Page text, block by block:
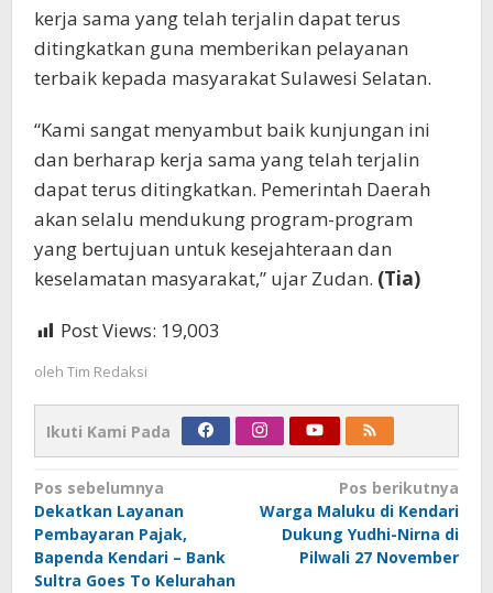
kerja sama yang telah terjalin dapat terus
ditingkatkan guna memberikan pelayanan
terbaik kepada masyarakat Sulawesi Selatan.
“Kami sangat menyambut baik kunjungan ini
dan berharap kerja sama yang telah terjalin
dapat terus ditingkatkan. Pemerintah Daerah
akan selalu mendukung program-program
yang bertujuan untuk kesejahteraan dan
keselamatan masyarakat,” ujar Zudan. (Tia)
Post Views: 19,003
oleh Tim Redaksi
Ikuti Kami Pada
Navigasi
pos
Pos sebelumnya
Dekatkan Layanan
Pembayaran Pajak,
Bapenda Kendari – Bank
Sultra Goes To Kelurahan
Pos berikutnya
Warga Maluku di Kendari
Dukung Yudhi-Nirna di
Pilwali 27 November